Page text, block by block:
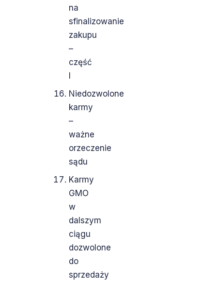
na
sfinalizowanie
zakupu
–
część
Niedozwolone
karmy
–
ważne
orzeczenie
sądu
Karmy
GMO
w
dalszym
ciągu
dozwolone
do
sprzedaży